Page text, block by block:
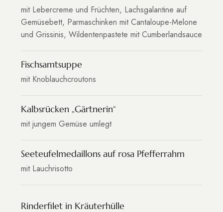
mit Lebercreme und Früchten, Lachsgalantine auf
Gemüsebett, Parmaschinken mit Cantaloupe-Melone
und Grissinis, Wildentenpastete mit Cumberlandsauce
Fischsamtsuppe
mit Knoblauchcroutons
Kalbsrücken „Gärtnerin“
mit jungem Gemüse umlegt
Seeteufelmedaillons auf rosa Pfefferrahm
mit Lauchrisotto
Rinderfilet in Kräuterhülle